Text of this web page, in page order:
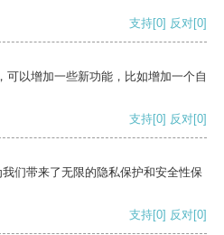
支持[0] 反对[0]
可以增加一些新功能，比如增加一个自
支持[0] 反对[0]
们带来了无限的隐私保护和安全性保
支持[0] 反对[0]